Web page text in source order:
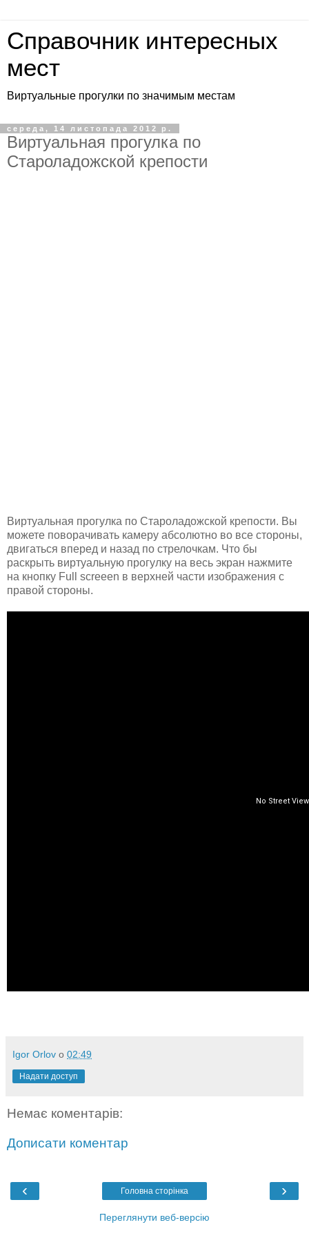
Справочник интересных
мест
Виртуальные прогулки по значимым местам
середа, 14 листопада 2012 р.
Виртуальная прогулка по
Староладожской крепости
Виртуальная прогулка по Староладожской крепости. Вы
можете поворачивать камеру абсолютно во все стороны,
двигаться вперед и назад по стрелочкам. Что бы
раскрыть виртуальную прогулку на весь экран нажмите
на кнопку Full screeen в верхней части изображения с
правой стороны.
Igor Orlov о 02:49
Надати доступ
Немає коментарів:
Дописати коментар
‹ ›
Головна сторінка
Переглянути веб-версію